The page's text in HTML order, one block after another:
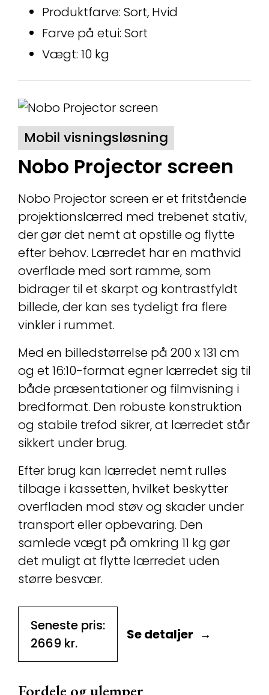
Produktfarve: Sort, Hvid
Farve på etui: Sort
Vægt: 10 kg
Mobil visningsløsning
Nobo Projector screen
Nobo Projector screen er et fritstående
projektionslærred med trebenet stativ,
der gør det nemt at opstille og flytte
efter behov. Lærredet har en mathvid
overflade med sort ramme, som
bidrager til et skarpt og kontrastfyldt
billede, der kan ses tydeligt fra flere
vinkler i rummet.
Med en billedstørrelse på 200 x 131 cm
og et 16:10-format egner lærredet sig til
både præsentationer og filmvisning i
bredformat. Den robuste konstruktion
og stabile trefod sikrer, at lærredet står
sikkert under brug.
Efter brug kan lærredet nemt rulles
tilbage i kassetten, hvilket beskytter
overfladen mod støv og skader under
transport eller opbevaring. Den
samlede vægt på omkring 11 kg gør
det muligt at flytte lærredet uden
større besvær.
Fordele og ulemper
Seneste pris:
2669 kr.
Se detaljer